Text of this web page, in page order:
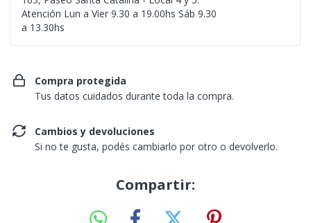
Atención Lun a Vier 9.30 a 19.00hs Sáb 9.30
a 13.30hs
Compra protegida
Tus datos cuidados durante toda la compra.
Cambios y devoluciones
Si no te gusta, podés cambiarlo por otro o devolverlo.
Compartir: